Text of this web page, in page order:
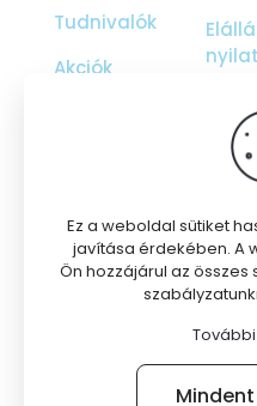
Tudnivalók
Akciók
© 2026 Nepper
Ez a weboldal sütiket
javítása érdekében. A
Ön hozzájárul az összes